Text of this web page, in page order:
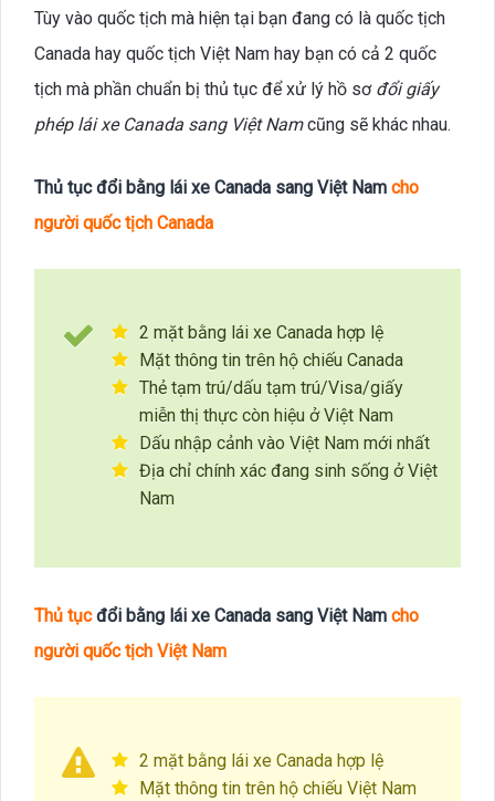
Tùy vào quốc tịch mà hiện tại bạn đang có là quốc tịch
Canada hay quốc tịch Việt Nam hay bạn có cả 2 quốc
tịch mà phần chuẩn bị thủ tục để xử lý hồ sơ đổi giấy
phép lái xe Canada sang Việt Namcũng sẽ khác nhau.
Thủ tục đổi bằng lái xe Canada sang Việt Nam cho
người quốc tịch Canada
2 mặt bằng lái xe Canada hợp lệ
Mặt thông tin trên hộ chiếu Canada
Thẻ tạm trú/dấu tạm trú/Visa/giấy
miễn thị thực còn hiệu ở Việt Nam
Dấu nhập cảnh vào Việt Nam mới nhất
Địa chỉ chính xác đang sinh sống ở Việt
Nam
Thủ tụcđổi bằng lái xe Canada sang Việt Nam cho
người quốc tịch Việt Nam
2 mặt bằng lái xe Canada hợp lệ
Mặt thông tin trên hộ chiếu Việt Nam